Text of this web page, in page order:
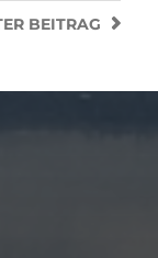
BEITRAG